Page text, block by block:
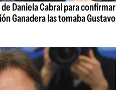
Daniela Cabral para confirmar
Ganadera las tomaba Gustavo